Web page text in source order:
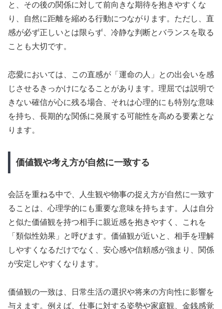
と、その後の関係に対して前向きな期待を抱きやすくな
り、自然に距離を縮める行動につながります。ただし、直
感が必ず正しいとは限らず、冷静な判断とバランスを取る
ことも大切です。
恋愛においては、この直感が「運命の人」との出会いを感
じさせるきっかけになることがあります。理屈では説明で
きない確信が心に残る場合、それは心理的にも特別な意味
を持ち、長期的な関係に発展する可能性を高める要素とな
ります。
価値観や考え方が自然に一致する
会話を重ねる中で、人生観や物事の捉え方が自然に一致す
ることは、心理学的にも重要な意味を持ちます。人は自分
と似た価値観を持つ相手に親近感を抱きやすく、これを
「類似性効果」と呼びます。価値観が近いと、相手を理解
しやすくなるだけでなく、安心感や信頼感が強まり、関係
が安定しやすくなります。
価値観の一致は、日常生活の選択や将来の方向性に影響を
与えます。例えば、仕事に対する姿勢や家庭観、金銭感覚